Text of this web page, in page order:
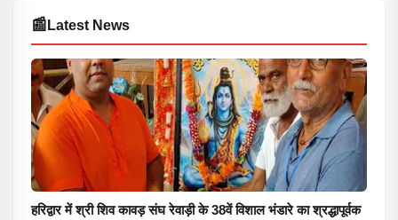
📰 Latest News
हरिद्वार में श्री शिव कावड़ संघ रेवाड़ी के 38वें विशाल भंडारे का श्रद्धापूर्वक